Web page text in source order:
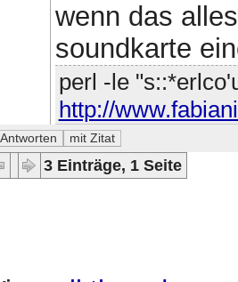
wenn das
soundkarte
perl -le
http://
3 Einträge, 1 Seite